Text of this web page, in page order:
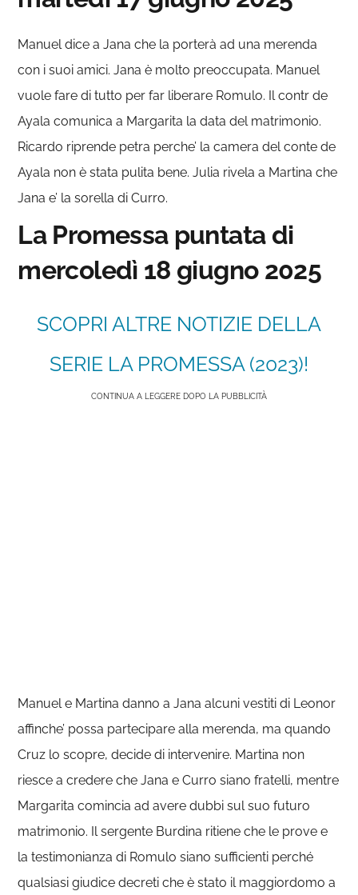
Manuel dice a Jana che la porterà ad una merenda
con i suoi amici. Jana è molto preoccupata. Manuel
vuole fare di tutto per far liberare Romulo. Il contr de
Ayala comunica a Margarita la data del matrimonio.
Ricardo riprende petra perche’ la camera del conte de
Ayala non è stata pulita bene. Julia rivela a Martina che
Jana e’ la sorella di Curro.
La Promessa puntata di
mercoledì 18 giugno 2025
SCOPRI ALTRE NOTIZIE DELLA
SERIE LA PROMESSA (2023)!
CONTINUA A LEGGERE DOPO LA PUBBLICITÀ
Manuel e Martina danno a Jana alcuni vestiti di Leonor
affinche’ possa partecipare alla merenda, ma quando
Cruz lo scopre, decide di intervenire. Martina non
riesce a credere che Jana e Curro siano fratelli, mentre
Margarita comincia ad avere dubbi sul suo futuro
matrimonio. Il sergente Burdina ritiene che le prove e
la testimonianza di Romulo siano sufficienti perché
qualsiasi giudice decreti che è stato il maggiordomo a